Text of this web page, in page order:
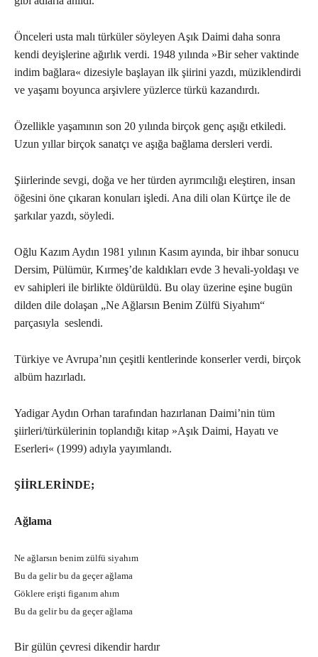
Önceleri usta malı türküler söyleyen Aşık Daimi daha sonra
kendi deyişlerine ağırlık verdi. 1948 yılında »Bir seher vaktinde
indim bağlara« dizesiyle başlayan ilk şiirini yazdı, müziklendirdi
ve yaşamı boyunca arşivlere yüzlerce türkü kazandırdı.
Özellikle yaşamının son 20 yılında birçok genç aşığı etkiledi.
Uzun yıllar birçok sanatçı ve aşığa bağlama dersleri verdi.
Şiirlerinde sevgi, doğa ve her türden ayrımcılığı eleştiren, insan
öğesini öne çıkaran konuları işledi. Ana dili olan Kürtçe ile de
şarkılar yazdı, söyledi.
Oğlu Kazım Aydın 1981 yılının Kasım ayında, bir ihbar sonucu
Dersim, Pülümür, Kırmeş’de kaldıkları evde 3 hevali-yoldaşı ve
ev sahipleri ile birlikte öldürüldü. Bu olay üzerine eşine bugün
dilden dile dolaşan „Ne Ağlarsın Benim Zülfü Siyahım“
parçasıyla seslendi.
Türkiye ve Avrupa’nın çeşitli kentlerinde konserler verdi, birçok
albüm hazırladı.
Yadigar Aydın Orhan tarafından hazırlanan Daimi’nin tüm
şiirleri/türkülerinin toplandığı kitap »Aşık Daimi, Hayatı ve
Eserleri« (1999) adıyla yayımlandı.
ŞİİRLERİNDE;
Ağlama
Ne ağlarsın benim zülfü siyahım
Bu da gelir bu da geçer ağlama
Göklere erişti figanım ahım
Bu da gelir bu da geçer ağlama
Bir gülün çevresi dikendir hardır